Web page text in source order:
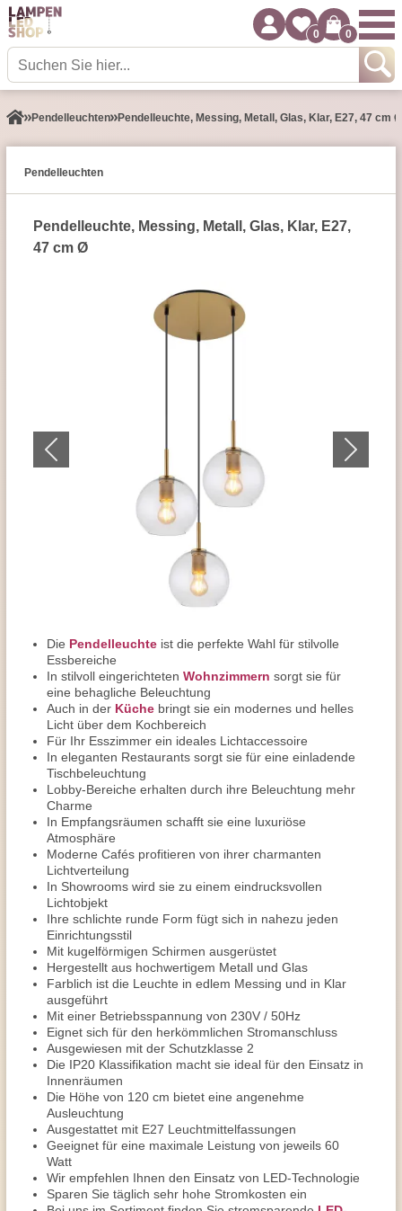
0 0
Pendel­leuchten Pendelleuchte, Messing, Metall, Glas, Klar, E27, 47 cm Ø
Pendel­leuchten
Pendelleuchte, Messing, Metall, Glas, Klar, E27,
47 cm Ø
Die Pendelleuchte ist die perfekte Wahl für stilvolle
Essbereiche
In stilvoll eingerichteten Wohnzimmern sorgt sie für
eine behagliche Beleuchtung
Auch in der Küche bringt sie ein modernes und helles
Licht über dem Kochbereich
Für Ihr Esszimmer ein ideales Lichtaccessoire
In eleganten Restaurants sorgt sie für eine einladende
Tischbeleuchtung
Lobby-Bereiche erhalten durch ihre Beleuchtung mehr
Charme
In Empfangsräumen schafft sie eine luxuriöse
Atmosphäre
Moderne Cafés profitieren von ihrer charmanten
Lichtverteilung
In Showrooms wird sie zu einem eindrucksvollen
Lichtobjekt
Ihre schlichte runde Form fügt sich in nahezu jeden
Einrichtungsstil
Mit kugelförmigen Schirmen ausgerüstet
Hergestellt aus hochwertigem Metall und Glas
Farblich ist die Leuchte in edlem Messing und in Klar
ausgeführt
Mit einer Betriebsspannung von 230V / 50Hz
Eignet sich für den herkömmlichen Stromanschluss
Ausgewiesen mit der Schutzklasse 2
Die IP20 Klassifikation macht sie ideal für den Einsatz in
Innenräumen
Die Höhe von 120 cm bietet eine angenehme
Ausleuchtung
Ausgestattet mit E27 Leuchtmittelfassungen
Geeignet für eine maximale Leistung von jeweils 60
Watt
Wir empfehlen Ihnen den Einsatz von LED-Technologie
Sparen Sie täglich sehr hohe Stromkosten ein